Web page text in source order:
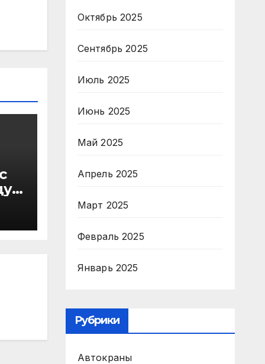
Октябрь 2025
Сентябрь 2025
Июль 2025
Июнь 2025
Май 2025
Апрель 2025
Март 2025
Февраль 2025
Январь 2025
Рубрики
Автокраны